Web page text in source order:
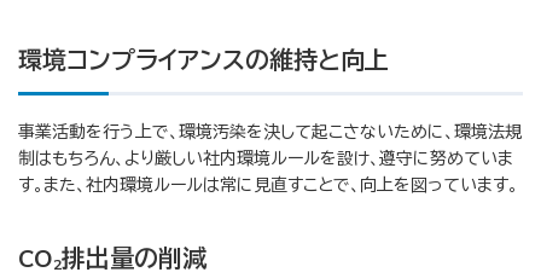
環境コンプライアンスの維持と向上
事業活動を行う上で、環境汚染を決して起こさないために、環境法規
制はもちろん、より厳しい社内環境ルールを設け、遵守に努めていま
す。また、社内環境ルールは常に見直すことで、向上を図っています。
CO2排出量の削減